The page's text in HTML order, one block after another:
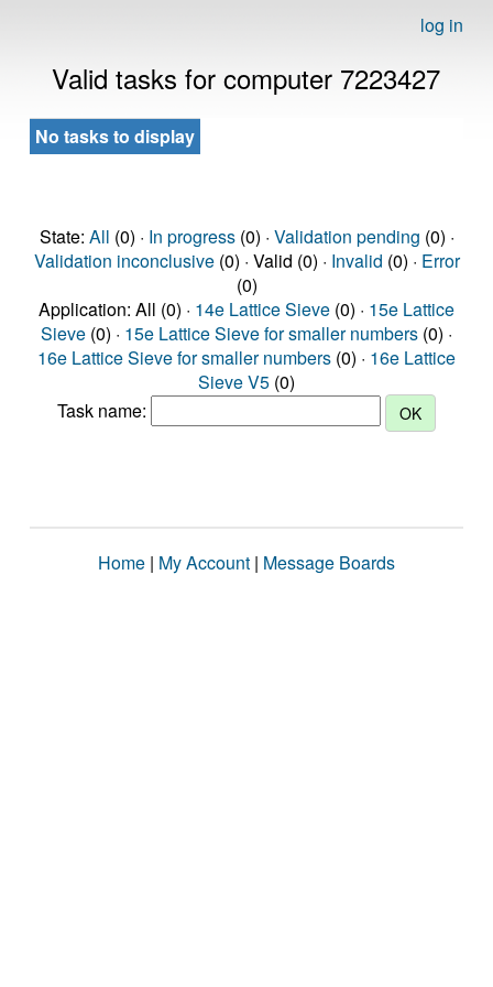
log in
Valid tasks for computer 7223427
No tasks to display
State: All (0) · In progress(0) · Validation pending (0) ·
Validation inconclusive(0) · Valid (0) · Invalid (0) · Error
(0)
Application: All (0) · 14e Lattice Sieve (0) · 15e Lattice
Sieve (0) · 15e Lattice Sieve for smaller numbers (0) ·
16e Lattice Sieve for smaller numbers (0) · 16e Lattice
Sieve V5 (0)
Task name:
Home | My Account | Message Boards